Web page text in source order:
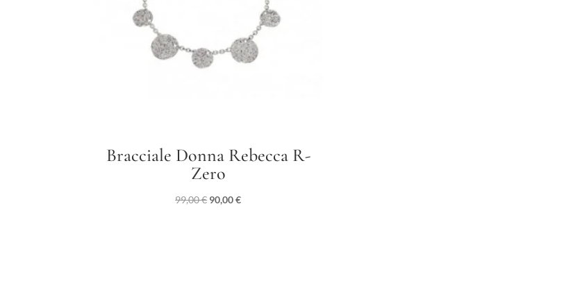
Bracciale Donna Rebecca R-
Zero
99,00€ Il
90,00€Il